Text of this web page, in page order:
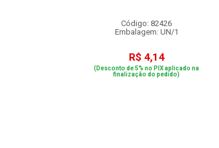
Código: 82426
Embalagem: UN/1
R$ 4,14
(Desconto de 5% no PIX aplicado na
finalização do pedido)